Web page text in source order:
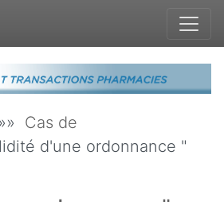
Cas de
d'une ordonnance "